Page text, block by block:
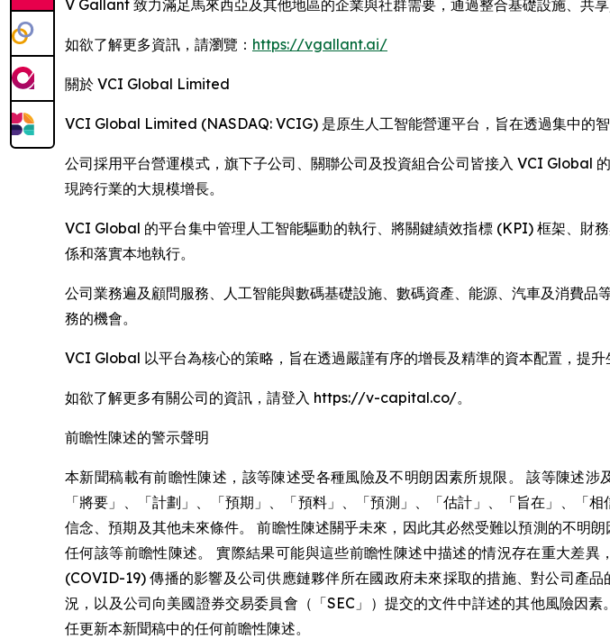
V Gallant 致力滿足馬來西亞及其他地區的企業與社群需要，通過整合基礎設施、共
如欲了解更多資訊，請瀏覽： https://vgallant.ai/
關於 VCI Global Limited
VCI Global Limited (NASDAQ: VCIG) 是原生人工智能營運平台，旨在透過集中的智
公司採用平台營運模式，旗下子公司、關聯公司及投資組合公司皆接入 VCI Global
現跨行業的大規模增長。
VCI Global 的平台集中管理人工智能驅動的執行、將關鍵績效指標 (KPI) 框架、財
係和落實本地執行。
公司業務遍及顧問服務、人工智能與數碼基礎設施、數碼資產、能源、汽車及消費
務的機會。
VCI Global 以平台為核心的策略，旨在透過嚴謹有序的增長及精準的資本配置，提升
如欲了解更多有關公司的資訊，請登入 https://v-capital.co/。
前瞻性陳述的警示聲明
本新聞稿載有前瞻性陳述，該等陳述受各種風險及不明朗因素所規限。 該等陳述
「將要」、「計劃」、「預期」、「預料」、「預測」、「估計」、「旨在」、「
信念、預期及其他未來條件。 前瞻性陳述關乎未來，因此其必然受難以預測的不明
任何該等前瞻性陳述。 實際結果可能與這些前瞻性陳述中描述的情況存在重大差
(COVID-19) 傳播的影響及公司供應鏈夥伴所在國政府未來採取的措施、對公司產
況，以及公司向美國證券交易委員會（「SEC」）提交的文件中詳述的其他風險因
任更新本新聞稿中的任何前瞻性陳述。